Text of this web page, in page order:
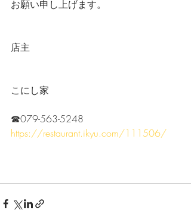
お願い申し上げます。
店主
こにし家
☎︎079-563-5248
https://restaurant.ikyu.com/111506/